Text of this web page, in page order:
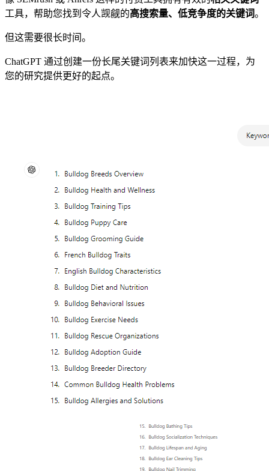
工具，帮助您找到令人觊觎的高搜索量、低竞争度的关键词。
但这需要很长时间。
ChatGPT 通过创建一份长尾关键词列表来加快这一过程，为
您的研究提供更好的起点。